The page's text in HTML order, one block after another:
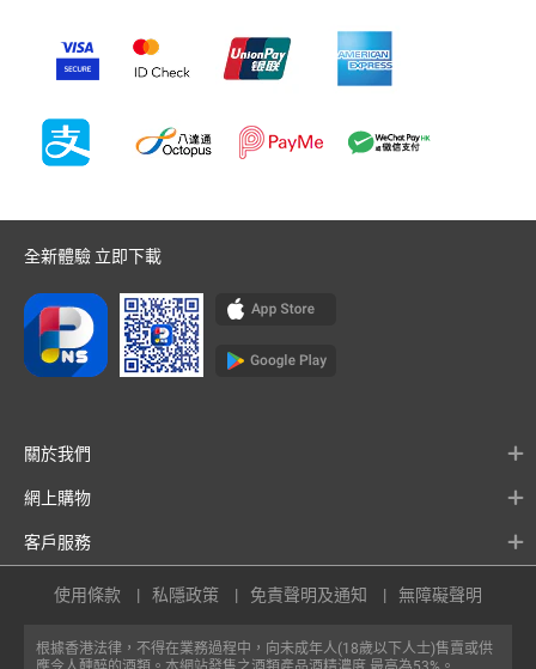
全新體驗 立即下載
關於我們
網上購物
客戶服務
根據香港法律，不得在業務過程中，向未成年人(18歲以下人士)售賣或供
使用條款 私隱政策 免責聲明及通知 無障礙聲明